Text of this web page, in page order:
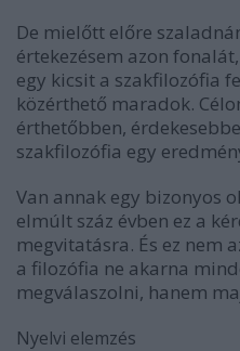
De mielőtt előre
értekezésem azon
egy kicsit a szakfilozófia
közérthető maradok.
érthetőbben,
szakfilozófia egy
Van annak egy bizonyos
elmúlt száz évben ez a
megvitatásra. És ez nem
a filozófia ne akarna
megválaszolni, hanem
Nyelvi elemzés